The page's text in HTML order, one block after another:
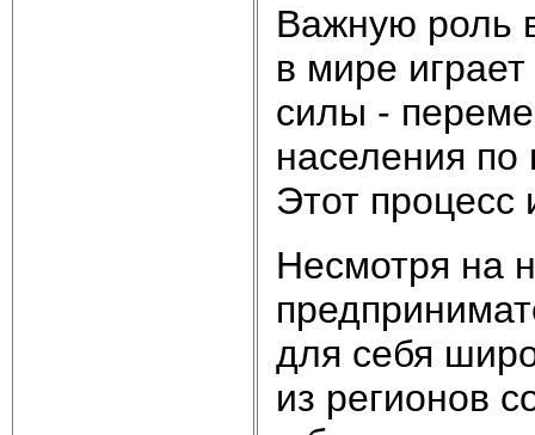
Важную роль
в мире
силы -
населения по
Этот процесс
Несмотря на
для себя
из регионов